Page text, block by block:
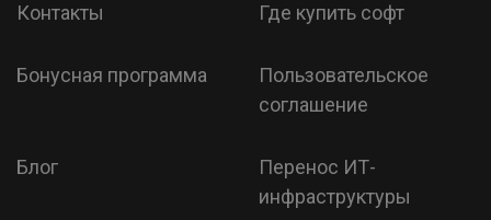
Контакты Где купить софт
Бонусная программа
Пользовательское
соглашение
Блог
Перенос ИТ-
инфраструктуры